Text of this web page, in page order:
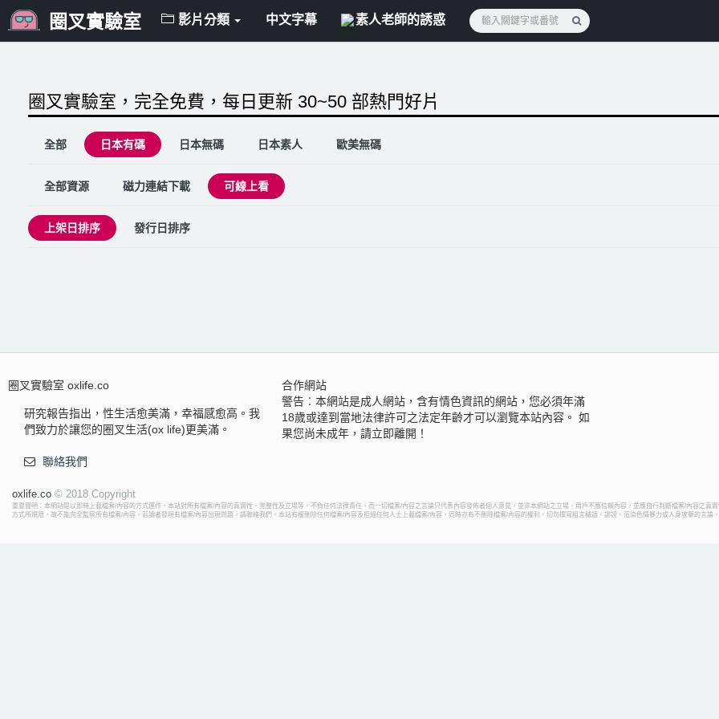
圈叉實驗室 影片分類 中文字幕 素人老師的誘惑
圈叉實驗室，完全免費，每日更新 30~50 部熱門好片
全部 日本有碼 日本無碼 日本素人 歐美無碼
全部資源 磁力連結下載 可線上看
上架日排序 發行日排序
圈叉實驗室 oxlife.co
研究報告指出，性生活愈美滿，幸福感愈高。我
們致力於讓您的圈叉生活(ox life)更美滿。
聯絡我們
合作網站
警告︰本網站是成人網站，含有情色資訊的網站，您必須年滿
18歲或達到當地法律許可之法定年齡才可以瀏覽本站內容。 如
果您尚未成年，請立即離開！
oxlife.co © 2018 Copyright
重要聲明：本網站是以即時上載檔案/內容的方式運作，本站對所有檔案/內容的真實性、完整性及立場等，不負任何法律責任。而一切檔案/內容之言論只代表內容發佈者個人意見，並非本網站之立場，用戶不應信賴內容，並應自行判斷檔案/內容之
方式所規限，故不能完全監察所有檔案/內容，若讀者發現有檔案/內容出現問題，請聯絡我們。本站有權刪除任何檔案/內容及拒絕任何人士上載檔案/內容，同時亦有不刪除檔案/內容的權利。切勿撰寫粗言穢語、誹謗、渲染色情暴力或人身攻擊的言論